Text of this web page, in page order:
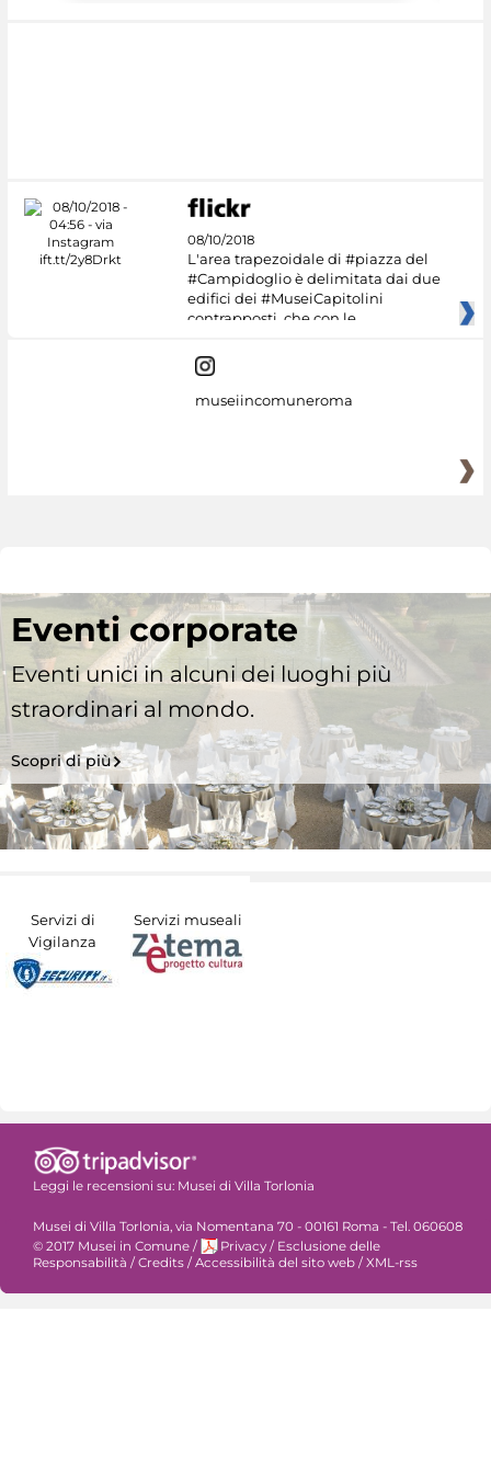
08/10/2018
L'area trapezoidale di #piazza del
#Campidoglio è delimitata dai due
edifici dei #MuseiCapitolini
contrapposti, che con le
museiincomuneroma
Eventi corporate
Eventi unici in alcuni dei luoghi più
straordinari al mondo.
Scopri di più
Servizi di
Vigilanza
Servizi museali
Leggi le recensioni su: Musei di Villa Torlonia
Musei di Villa Torlonia, via Nomentana 70 - 00161 Roma - Tel. 060608
© 2017 Musei in Comune / Privacy / Esclusione delle
Responsabilità /Credits /Accessibilità del sito web /XML-rss